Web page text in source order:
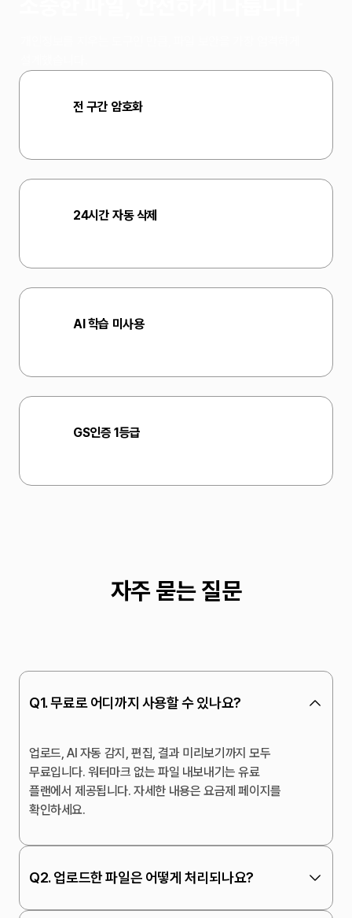
전 구간 암호화
24시간 자동 삭제
AI 학습 미사용
GS인증 1등급
자주 묻는 질문
Q1. 무료로 어디까지 사용할 수 있나요?
업로드, AI 자동 감지, 편집, 결과 미리보기까지 모두
무료입니다. 워터마크 없는 파일 내보내기는 유료
플랜에서 제공됩니다. 자세한 내용은 요금제 페이지를
확인하세요.
Q2. 업로드한 파일은 어떻게 처리되나요?